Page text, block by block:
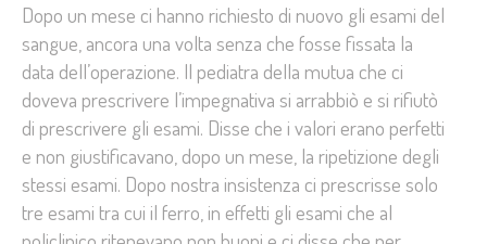
Dopo un mese ci hanno richiesto di nuovo gli esami del
sangue, ancora una volta senza che fosse fissata la
data dell’operazione. Il pediatra della mutua che ci
doveva prescrivere l’impegnativa si arrabbiò e si rifiutò
di prescrivere gli esami. Disse che i valori erano perfetti
e non giustificavano, dopo un mese, la ripetizione degli
stessi esami. Dopo nostra insistenza ci prescrisse solo
tre esami tra cui il ferro, in effetti gli esami che al